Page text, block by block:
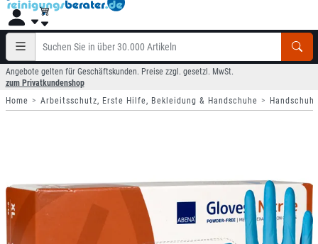
Angebote gelten für Geschäftskunden. Preise zzgl. gesetzl. MwSt.
zum Privatkundenshop
Home
Arbeitsschutz, Erste Hilfe, Bekleidung & Handschuhe